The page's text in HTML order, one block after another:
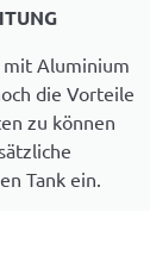
mit Aluminium
die Vorteile
zu können
Tank ein.